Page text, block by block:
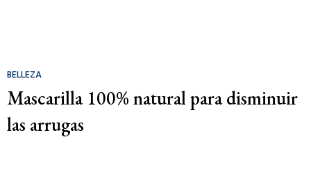
BELLEZA
Mascarilla 100% natural para disminuir
las arrugas